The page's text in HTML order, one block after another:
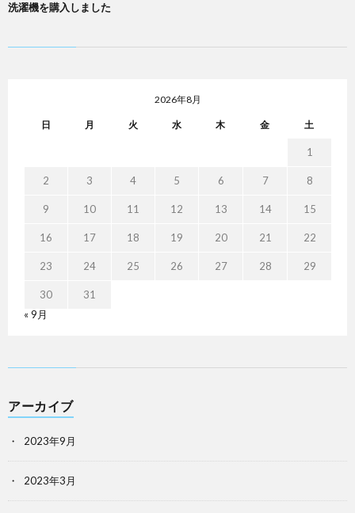
洗濯機を購入しました
2026年8月
日 月 火 水 木 金 土
1
2 3 4 5 6 7 8
9 10 11 12 13 14 15
16 17 18 19 20 21 22
23 24 25 26 27 28 29
30
31
« 9月
アーカイブ
2023年9月
2023年3月